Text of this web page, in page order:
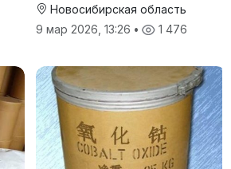
Новосибирская область
9 мар 2026, 13:26 • 1 476